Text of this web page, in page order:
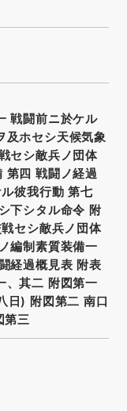
戦闘前ニ於ケル
及ホセシ天候気象
セシ敵兵ノ団体
第四 戦闘ノ経過
彼我行動 第七
下シタル命令 附
セシ敵兵ノ団体
編制素質装備一
経過概見表 附表
、其二 附図第一
日) 附図第二 南口
第三